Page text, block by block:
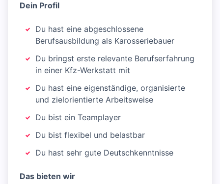
Dein Profil
Du hast eine abgeschlossene
Berufsausbildung als Karosseriebauer
Du bringst erste relevante Berufserfahrung
in einer Kfz-Werkstatt mit
Du hast eine eigenständige, organisierte
und zielorientierte Arbeitsweise
Du bist ein Teamplayer
Du bist flexibel und belastbar
Du hast sehr gute Deutschkenntnisse
Das bieten wir